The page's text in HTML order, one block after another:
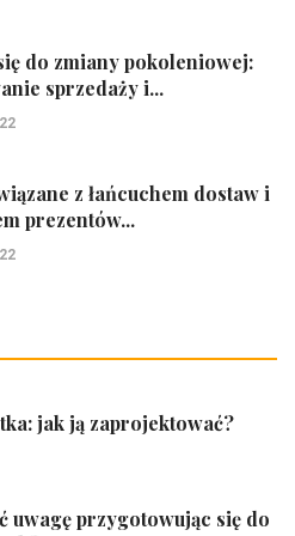
do zmiany pokoleniowej:
sprzedaży i...
z łańcuchem dostaw i
prezentów...
jak ją zaprojektować?
uwagę przygotowując się do